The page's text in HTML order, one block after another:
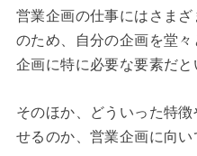
営業企画の仕事にはさま
のため、自分の企画を堂
企画に特に必要な要素だと
そのほか、どういった特
せるのか、営業企画に向い